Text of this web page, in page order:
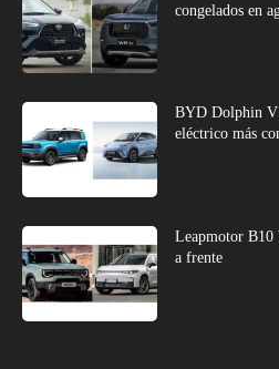
congelados en
BYD Dolphin
eléctrico más
Leapmotor B10
a frente